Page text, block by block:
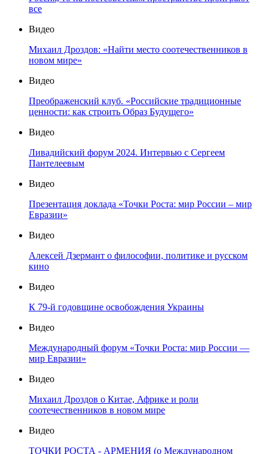
все
Видео
Михаил Дроздов: «Найти место соотечественников в
новом мире»
Видео
Преображенский клуб. «Российские традиционные
ценности: как строить Образ Будущего»
Видео
Ливадийский форум 2024. Интервью с Сергеем
Пантелеевым
Видео
Презентация доклада «Точки Роста: мир России – мир
Евразии»
Видео
Алексей Дзермант о философии, политике и русском
кино
Видео
К 79-й годовщине освобождения Украины
Видео
Международный форум «Точки Роста: мир России —
мир Евразии»
Видео
Михаил Дроздов о Китае, Африке и роли
соотечественников в новом мире
Видео
ТОЧКИ РОСТА - АРМЕНИЯ (о Международном